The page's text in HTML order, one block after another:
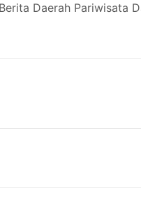
Daerah Pariwisata